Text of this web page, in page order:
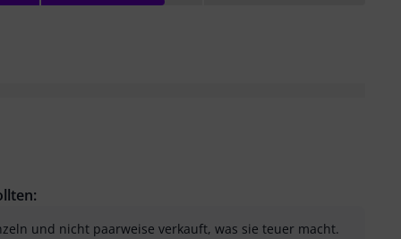
und nicht paarweise verkauft, was sie teuer macht.